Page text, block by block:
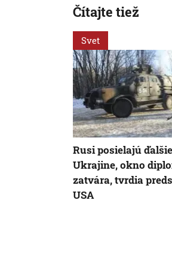
Čítajte tiež
Svet
Rusi posielajú
Ukrajine, okno
zatvára, tvrdia
USA